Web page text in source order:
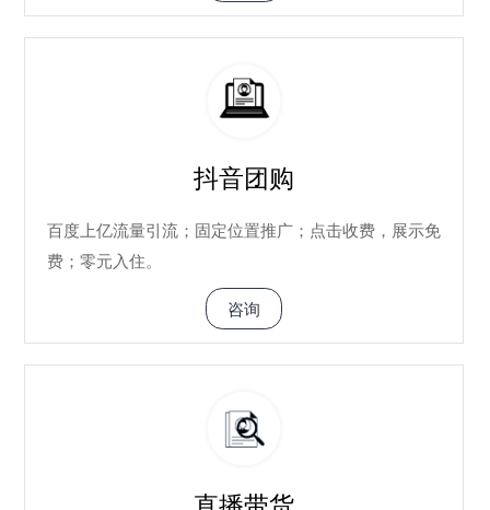
抖音团购
百度上亿流量引流；固定位置推广；点击收费，展示免
费；零元入住。
咨询